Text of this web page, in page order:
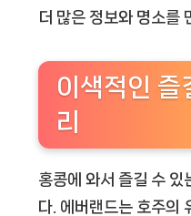
더 많은 정보와 명소를
이색적인 즐
리
홍콩에 와서 즐길 수 있
다. 에버랜드는 호주의